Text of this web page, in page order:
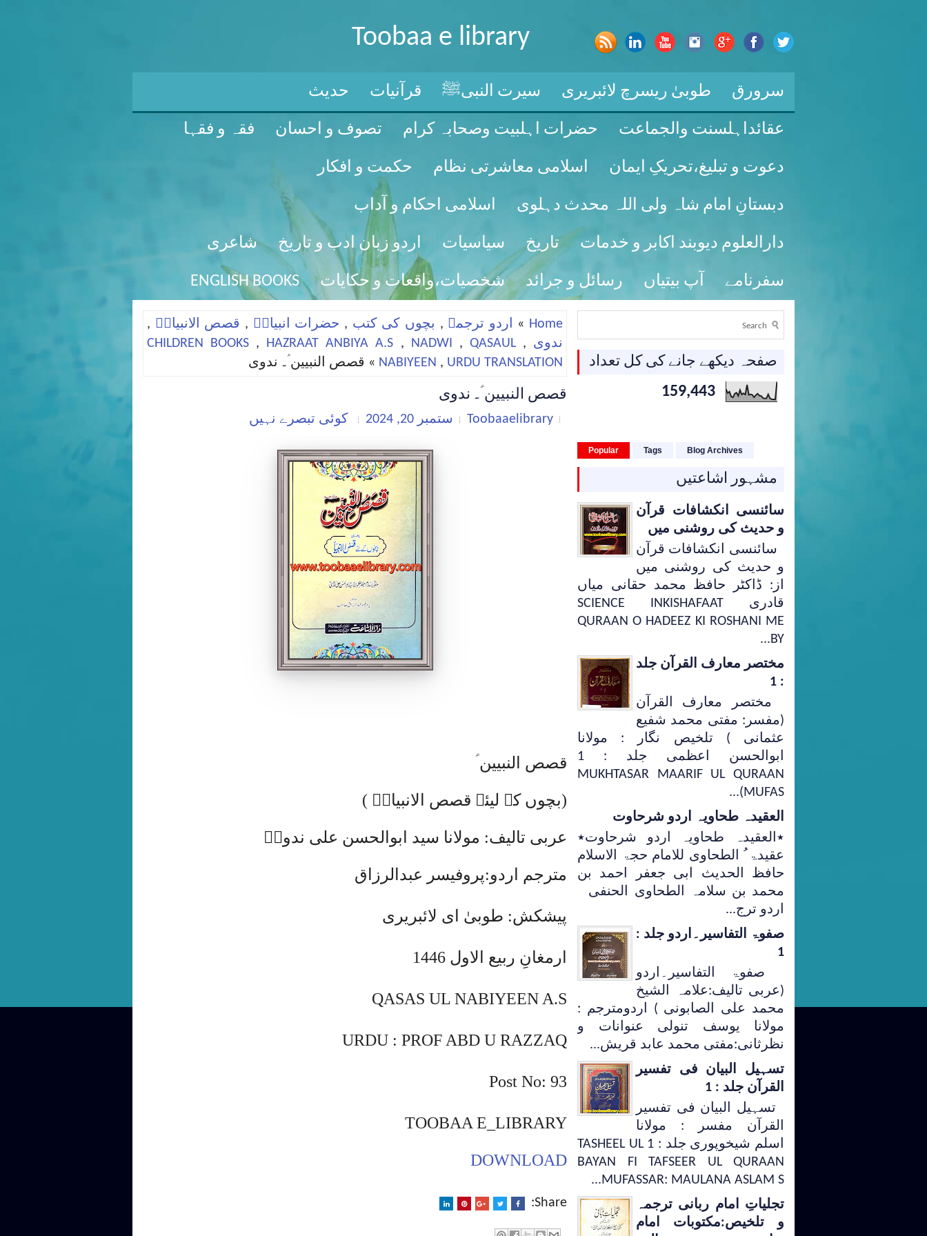
Toobaa e library
سرورق طوبیٰ ریسرچ لائبریری سیرت النبیﷺ قرآنیات حدیث
عقائداہلسنت والجماعت حضرات اہلبیت وصحابہ کرام تصوف و احسان فقہ و فقہا
دعوت و تبلیغ،تحریکِ ایمان اسلامی معاشرتی نظام حکمت و افکار
دبستانِ امام شاہ ولی اللہ محدث دہلوی اسلامی احکام و آداب
دارالعلوم دیوبند اکابر و خدمات تاریخ سیاسیات اردو زبان ادب و تاریخ شاعری
سفرنامے آپ بیتیاں رسائل و جرائد شخصیات،واقعات و حکایات ENGLISH BOOKS
Home
» اردو ترجمہ , بچوں کی کتب , حضرات انبیاءؑ , قصص الانبیاءؑ ,
ندوی ,
CHILDREN BOOKS , HAZRAAT ANBIYA A.S , NADWI , QASAUL
NABIYEEN , URDU TRANSLATION » قصص النبیین ؑ۔ ندوی
قصص النبیین ؑ۔ ندوی
Toobaaelibrary ستمبر 20, 2024 کوئی تبصرے نہیں
قصص النبیین ؑ
(بچوں کے لیئے قصص الانبیاءؑ )
عربی تالیف: مولانا سید ابوالحسن علی ندویؒ
مترجم اردو:پروفیسر عبدالرزاق
پیشکش: طوبیٰ ای لائبریری
ارمغانِ ربیع الاول 1446
QASAS UL NABIYEEN A.S
URDU : PROF ABD U RAZZAQ
Post No: 93
TOOBAA E_LIBRARY
DOWNLOAD
Share:
صفحہ دیکھے جانے کی کل تعداد
159,443
Popular Tags Blog Archives
مشہور اشاعتیں
سائنسی انکشافات قرآن
و حدیث کی روشنی میں
سائنسی انکشافات قرآن
و حدیث کی روشنی میں
از: ڈاکٹر حافظ محمد حقانی میاں
قادری SCIENCE INKISHAFAAT
QURAAN O HADEEZ KI ROSHANI ME
BY...
مختصر معارف القرآن جلد
: 1
مختصر معارف القرآن
(مفسر: مفتی محمد شفیع
عثمانی ) تلخیص نگار : مولانا
ابوالحسن اعظمی جلد : 1
MUKHTASAR MAARIF UL QURAAN
(MUFAS...
العقیدہ طحاویہ اردو شرحاوت
٭العقیدہ طحاویہ اردو شرحاوت٭
عقیدۃ ُ الطحاوی للامام حجۃ الاسلام
حافظ الحدیث ابی جعفر احمد بن
محمد بن سلامہ الطحاوی الحنفی
اردو ترج...
صفوۃ التفاسیر۔اردو جلد :
1
صفوۃ التفاسیر۔اردو
(عربی تالیف:علامہ الشیخ
محمد علی الصابونی ) اردومترجم :
مولانا یوسف تنولی عنوانات و
نظرثانی:مفتی محمد عابد قریش...
تسہیل البیان فی تفسیر
القرآن جلد : 1
تسہیل البیان فی تفسیر
القرآن مفسر : مولانا
اسلم شیخوپوری جلد : 1 TASHEEL UL
BAYAN FI TAFSEER UL QURAAN
MUFASSAR: MAULANA ASLAM S...
تجلیاتِ امام ربانی ترجمہ
و تلخیص:مکتوبات امام